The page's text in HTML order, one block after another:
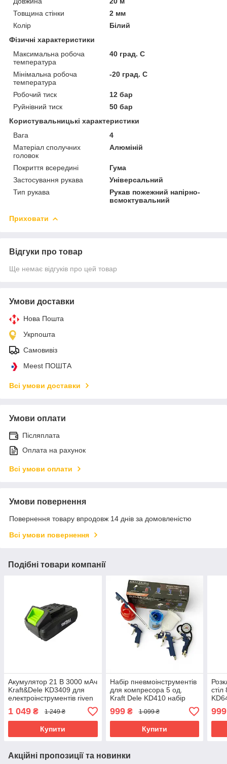
Товщина стінки
2 мм
Колір
Білий
Фізичні характеристики
Максимальна робоча
температура
40 град. C
Мінімальна робоча
температура
-20 град. C
Робочий тиск
12 бар
Руйнівний тиск
50 бар
Користувальницькі характеристики
Вага
4
Матеріал сполучних
головок
Алюміній
Покриття всередині
Гума
Застосування рукава
Універсальний
Тип рукава
Рукав пожежний напірно-
всмоктувальний
Приховати
Відгуки про товар
Ще немає відгуків про цей товар
Умови доставки
Нова Пошта
Укрпошта
Самовивіз
Meest ПОШТА
Всі умови доставки
Умови оплати
Післяплата
Оплата на рахунок
Всі умови оплати
Умови повернення
Повернення товару впродовж 14 днів за домовленістю
Всі умови повернення
Подібні товари компанії
Акумулятор 21 В 3000 мАч
Kraft&Dele KD3409 для
електроінструментів riven
1 049 ₴ 1 249 ₴
Купити
Набір пневмоінструментів
для компресора 5 од.
Kraft Dele KD410 набір
пневматичного
інструменту riven
999₴ 1 099 ₴
Купити
riven
999
Акційні пропозиції та новинки